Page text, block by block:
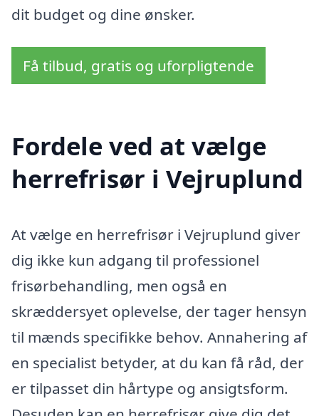
dit budget og dine ønsker.
Få tilbud, gratis og uforpligtende
Fordele ved at vælge
herrefrisør i Vejruplund
At vælge en herrefrisør i Vejruplund giver
dig ikke kun adgang til professionel
frisørbehandling, men også en
skræddersyet oplevelse, der tager hensyn
til mænds specifikke behov. Annahering af
en specialist betyder, at du kan få råd, der
er tilpasset din hårtype og ansigtsform.